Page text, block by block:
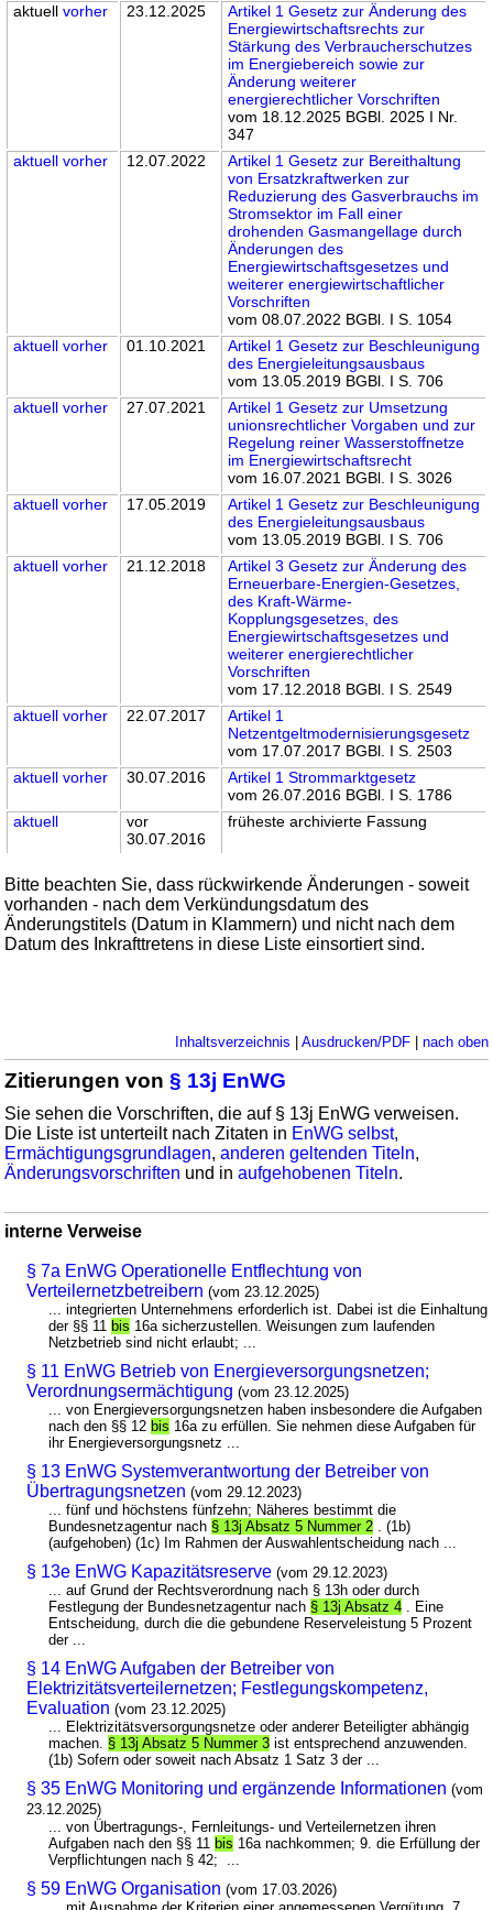
aktuellvorher 23.12.2025
Artikel 1 Gesetz zur Änderung des
Energiewirtschaftsrechts zur
Stärkung des Verbraucherschutzes
im Energiebereich sowie zur
Änderung weiterer
energierechtlicher Vorschriften
vom 18.12.2025 BGBl. 2025 I Nr.
347
aktuell vorher 12.07.2022
Artikel 1 Gesetz zur Bereithaltung
von Ersatzkraftwerken zur
Reduzierung des Gasverbrauchs im
Stromsektor im Fall einer
drohenden Gasmangellage durch
Änderungen des
Energiewirtschaftsgesetzes und
weiterer energiewirtschaftlicher
Vorschriften
vom 08.07.2022 BGBl. I S. 1054
aktuell vorher 01.10.2021
Artikel 1 Gesetz zur Beschleunigung
des Energieleitungsausbaus
vom 13.05.2019 BGBl. I S. 706
aktuell vorher 27.07.2021
Artikel 1 Gesetz zur Umsetzung
unionsrechtlicher Vorgaben und zur
Regelung reiner Wasserstoffnetze
im Energiewirtschaftsrecht
vom 16.07.2021 BGBl. I S. 3026
aktuell vorher 17.05.2019
Artikel 1 Gesetz zur Beschleunigung
des Energieleitungsausbaus
vom 13.05.2019 BGBl. I S. 706
aktuell vorher 21.12.2018
Artikel 3 Gesetz zur Änderung des
Erneuerbare-Energien-Gesetzes,
des Kraft-Wärme-
Kopplungsgesetzes, des
Energiewirtschaftsgesetzes und
weiterer energierechtlicher
Vorschriften
vom 17.12.2018 BGBl. I S. 2549
aktuell vorher 22.07.2017
Artikel 1
Netzentgeltmodernisierungsgesetz
vom 17.07.2017 BGBl. I S. 2503
aktuell vorher 30.07.2016
Artikel 1 Strommarktgesetz
vom 26.07.2016 BGBl. I S. 1786
aktuell
vor
30.07.2016
früheste archivierte Fassung
Bitte beachten Sie, dass rückwirkende Änderungen - soweit
vorhanden - nach dem Verkündungsdatum des
Änderungstitels (Datum in Klammern) und nicht nach dem
Datum des Inkrafttretens in diese Liste einsortiert sind.
Inhaltsverzeichnis | Ausdrucken/PDF| nach oben
Zitierungen von§ 13j EnWG
Sie sehen die Vorschriften, die auf § 13j EnWG verweisen.
Die Liste ist unterteilt nach Zitaten in EnWG selbst,
Ermächtigungsgrundlagen,anderen geltenden Titeln,
Änderungsvorschriften und inaufgehobenen Titeln.
interne Verweise
§ 7a EnWG Operationelle Entflechtung von
Verteilernetzbetreibern (vom 23.12.2025)
... integrierten Unternehmens erforderlich ist. Dabei ist die Einhaltung
der §§ 11bis 16a sicherzustellen. Weisungen zum laufenden
Netzbetrieb sind nicht erlaubt; ...
§ 11 EnWG Betrieb von Energieversorgungsnetzen;
Verordnungsermächtigung (vom 23.12.2025)
... von Energieversorgungsnetzen haben insbesondere die Aufgaben
nach den §§ 12bis 16a zu erfüllen. Sie nehmen diese Aufgaben für
ihr Energieversorgungsnetz ...
§ 13 EnWG Systemverantwortung der Betreiber von
Übertragungsnetzen (vom 29.12.2023)
... fünf und höchstens fünfzehn; Näheres bestimmt die
Bundesnetzagentur nach § 13j Absatz 5 Nummer 2 . (1b)
(aufgehoben) (1c) Im Rahmen der Auswahlentscheidung nach ...
§ 13e EnWG Kapazitätsreserve (vom 29.12.2023)
... auf Grund der Rechtsverordnung nach § 13h oder durch
Festlegung der Bundesnetzagentur nach § 13j Absatz 4 . Eine
Entscheidung, durch die die gebundene Reserveleistung 5 Prozent
der ...
§ 14 EnWG Aufgaben der Betreiber von
Elektrizitätsverteilernetzen; Festlegungskompetenz,
Evaluation (vom 23.12.2025)
... Elektrizitätsversorgungsnetze oder anderer Beteiligter abhängig
machen. § 13j Absatz 5 Nummer 3 ist entsprechend anzuwenden.
(1b) Sofern oder soweit nach Absatz 1 Satz 3 der ...
§ 35 EnWG Monitoring und ergänzende Informationen (vom
23.12.2025)
... von Übertragungs-, Fernleitungs- und Verteilernetzen ihren
Aufgaben nach den §§ 11bis 16a nachkommen; 9. die Erfüllung der
Verpflichtungen nach § 42; ...
§ 59 EnWG Organisation (vom 17.03.2026)